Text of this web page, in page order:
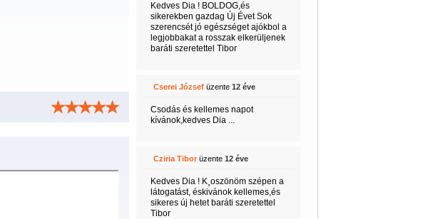
Kedves Dia ! BOLDOG,és
sikerekben gazdag Új Évet Sok
szerencsét jó egészséget ajókbol a
legjobbakat a rosszak elkerüljenek
baráti szeretettel Tibor
Cserei Józsefüzente 12 éve
Csodás és kellemes napot
kívánok,kedves Dia ...
Cziria Tiborüzente 12 éve
Kedves Dia ! K¸oszönöm szépen a
látogatást, éskivánok kellemes,és
sikeres új hetet baráti szeretettel
Tibor